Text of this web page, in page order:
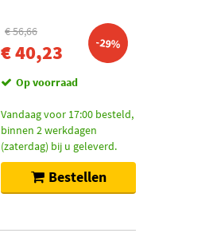
€ 56,66
€ 40,23 -29%
Op voorraad
Vandaag voor 17:00 besteld,
binnen 2 werkdagen
(zaterdag) bij u geleverd.
Bestellen